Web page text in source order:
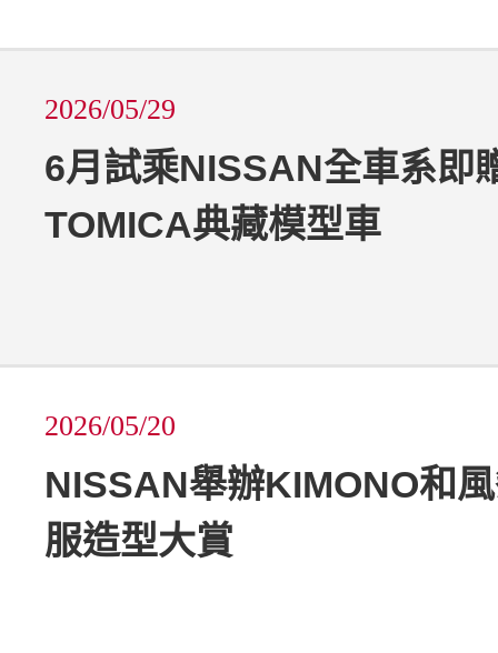
2026/05/29
6月試乘NISSAN全車系即
TOMICA典藏模型車
2026/05/20
NISSAN舉辦KIMONO和
服造型大賞